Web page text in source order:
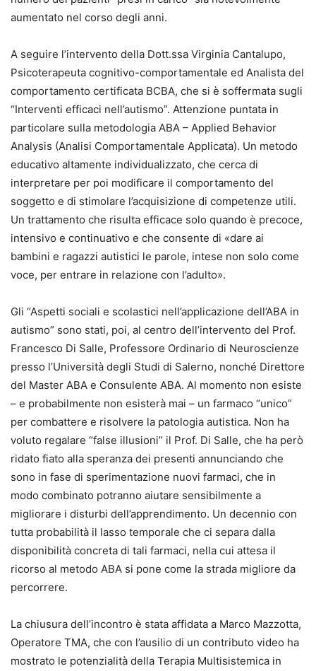
aumentato nel corso degli anni.
A seguire l’intervento della Dott.ssa Virginia Cantalupo,
Psicoterapeuta cognitivo-comportamentale ed Analista del
comportamento certificata BCBA, che si è soffermata sugli
“Interventi efficaci nell’autismo”. Attenzione puntata in
particolare sulla metodologia ABA – Applied Behavior
Analysis (Analisi Comportamentale Applicata). Un metodo
educativo altamente individualizzato, che cerca di
interpretare per poi modificare il comportamento del
soggetto e di stimolare l’acquisizione di competenze utili.
Un trattamento che risulta efficace solo quando è precoce,
intensivo e continuativo e che consente di «dare ai
bambini e ragazzi autistici le parole, intese non solo come
voce, per entrare in relazione con l’adulto».
Gli “Aspetti sociali e scolastici nell’applicazione dell’ABA in
autismo” sono stati, poi, al centro dell’intervento del Prof.
Francesco Di Salle, Professore Ordinario di Neuroscienze
presso l’Università degli Studi di Salerno, nonché Direttore
del Master ABA e Consulente ABA. Al momento non esiste
– e probabilmente non esisterà mai – un farmaco “unico”
per combattere e risolvere la patologia autistica. Non ha
voluto regalare “false illusioni” il Prof. Di Salle, che ha però
ridato fiato alla speranza dei presenti annunciando che
sono in fase di sperimentazione nuovi farmaci, che in
modo combinato potranno aiutare sensibilmente a
migliorare i disturbi dell’apprendimento. Un decennio con
tutta probabilità il lasso temporale che ci separa dalla
disponibilità concreta di tali farmaci, nella cui attesa il
ricorso al metodo ABA si pone come la strada migliore da
percorrere.
La chiusura dell’incontro è stata affidata a Marco Mazzotta,
Operatore TMA, che con l’ausilio di un contributo video ha
mostrato le potenzialità della Terapia Multisistemica in